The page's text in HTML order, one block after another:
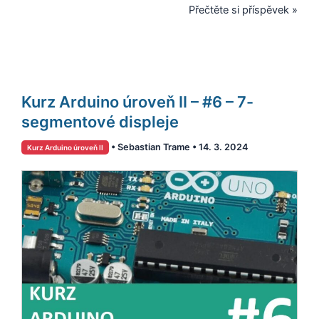
Přečtěte si příspěvek »
Kurz Arduino úroveň II – #6 – 7-
segmentové displeje
Kurz Arduino úroveň II • Sebastian Trame • 14. 3. 2024
Arduino
–
#6
–
7-
segmentové
displeje